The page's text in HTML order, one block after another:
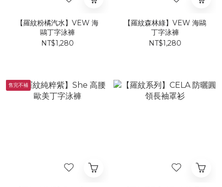
【羅紋粉橘汽水】VEW 海
鷗丁字泳褲
NT$1,280
【羅紋森林綠】VEW 海鷗
丁字泳褲
NT$1,280
售完不補